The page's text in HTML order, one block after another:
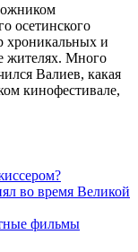
осетинского
хроникальных и
жителях. Много
Валиев, какая
кинофестивале,
во время Великой
фильмы